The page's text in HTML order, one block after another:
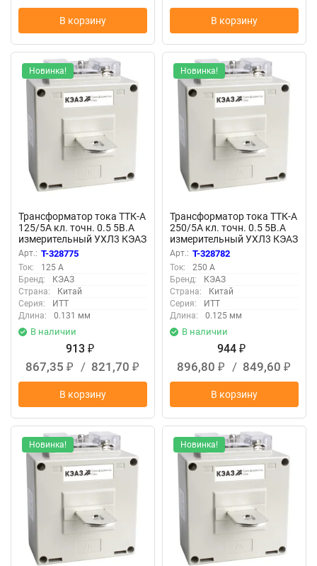
В корзину В корзину
Новинка!
Трансформатор тока ТТК-А
125/5А кл. точн. 0.5 5В.А
измерительный УХЛ3 КЭАЗ
219602
Арт.: T-328775
Ток:
125 А
Бренд:
КЭАЗ
Страна:
Китай
Серия:
ИТТ
Длина:
0.131 мм
В наличии
913 ₽
867,35 ₽ / 821,70 ₽
В корзину
Новинка!
Трансформатор тока ТТК-А
250/5А кл. точн. 0.5 5В.А
измерительный УХЛ3 КЭАЗ
219605
Арт.: T-328782
Ток:
250 А
Бренд:
КЭАЗ
Страна:
Китай
Серия:
ИТТ
Длина:
0.125 мм
В наличии
944 ₽
896,80 ₽ / 849,60 ₽
В корзину
Новинка! Новинка!